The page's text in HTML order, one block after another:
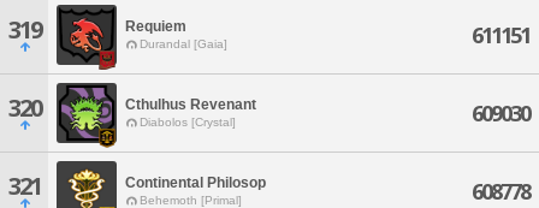
319 Requiem
Durandal [Gaia] 611151
320 Cthulhus Revenant
Diabolos [Crystal] 609030
321 Continental Philosop
Behemoth [Primal] 608778